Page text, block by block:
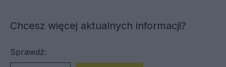
Chcesz więcej aktualnych informacji?
Sprawdź: